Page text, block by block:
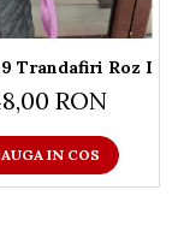
Trandafiri Roz
RON
IN COS